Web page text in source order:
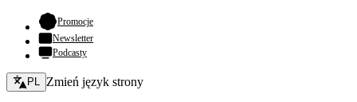
Promocje- otwiera się w nowej karcie
Newsletter
Podcasty
Zmień język - bieżący:
PL Zmień język strony